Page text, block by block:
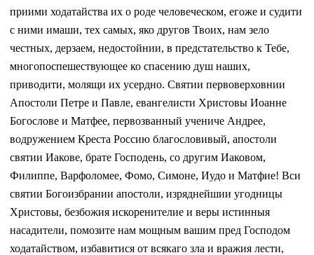
приими ходатайства их о роде человеческом, егоже и судити
с ними имаши, тех самых, яко другов Твоих, нам зело
честных, дерзаем, недостойнии, в предстательство к Тебе,
многопоспешествующее ко спасению душ наших,
приводити, молящи их усердно. Святии первоверховнии
Апостоли Петре и Павле, евангелисти Христовы Иоанне
Богослове и Матфее, первозванный учениче Андрее,
водружением Креста Россию благословивый, апостоли
святии Иакове, брате Господень, со другим Иаковом,
Филиппе, Варфоломее, Фомо, Симоне, Иудо и Матфие! Вси
святии Богоизбрании апостоли, изряднейшии угодницы
Христовы, безбожия искоренителие и веры истинныя
насадители, помозите нам мощным вашим пред Господом
ходатайством, избавитися от всякаго зла и вражия лести,